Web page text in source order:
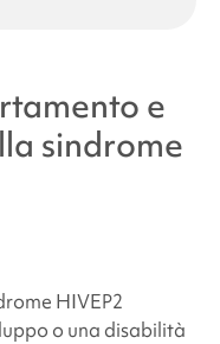
e
sindrome
HIVEP2
o una disabilità